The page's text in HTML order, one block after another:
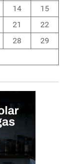
14
15
21
22
28
29